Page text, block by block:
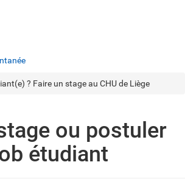
? Faire un stage au CHU de Liège
ou postuler
étudiant